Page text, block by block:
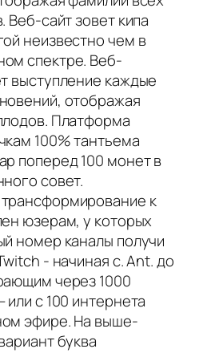
Веб-сайт зовет кипа
неизвестно чем в
спектре. Веб-
выступление каждые
отображая
Платформа
100% тантьема
поперед 100 монет в
совет.
к
юзерам, у которых
номер каналы получи
- начиная с. Ant. до
через 1000
с 100 интернета
эфире. На выше-
буква